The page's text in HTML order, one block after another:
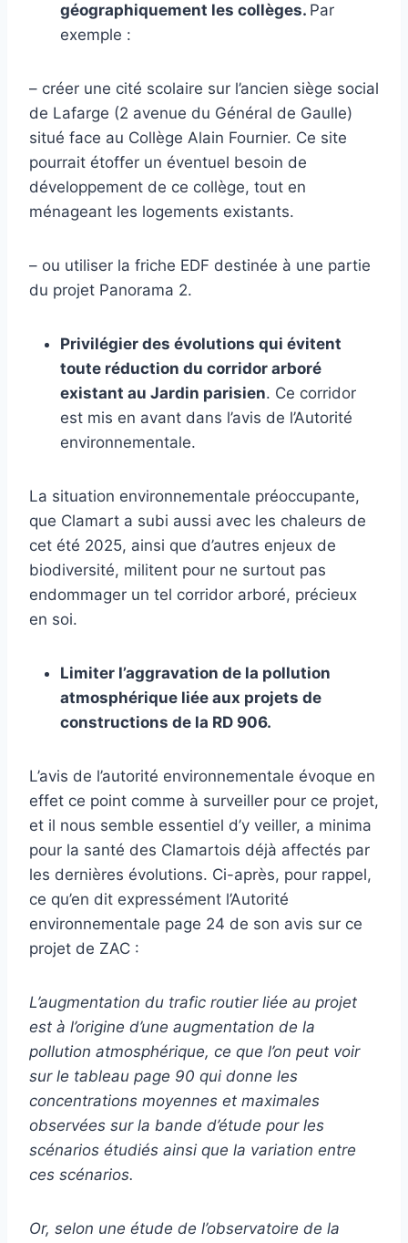
géographiquement les collèges. Par
exemple :
– créer une cité scolaire sur l’ancien siège social
de Lafarge (2 avenue du Général de Gaulle)
situé face au Collège Alain Fournier. Ce site
pourrait étoffer un éventuel besoin de
développement de ce collège, tout en
ménageant les logements existants.
– ou utiliser la friche EDF destinée à une partie
du projet Panorama 2.
Privilégier des évolutions qui évitent
toute réduction du corridor arboré
existant au Jardin parisien. Ce corridor
est mis en avant dans l’avis de l’Autorité
environnementale.
La situation environnementale préoccupante,
que Clamart a subi aussi avec les chaleurs de
cet été 2025, ainsi que d’autres enjeux de
biodiversité, militent pour ne surtout pas
endommager un tel corridor arboré, précieux
en soi.
Limiter l’aggravation de la pollution
atmosphérique liée aux projets de
constructions de la RD 906.
L’avis de l’autorité environnementale évoque en
effet ce point comme à surveiller pour ce projet,
et il nous semble essentiel d’y veiller, a minima
pour la santé des Clamartois déjà affectés par
les dernières évolutions. Ci-après, pour rappel,
ce qu’en dit expressément l’Autorité
environnementale page 24 de son avis sur ce
projet de ZAC :
L’augmentation du trafic routier liée au projet
est à l’origine d’une augmentation de la
pollution atmosphérique, ce que l’on peut voir
sur le tableau page 90 qui donne les
concentrations moyennes et maximales
observées sur la bande d’étude pour les
scénarios étudiés ainsi que la variation entre
ces scénarios.
Or, selon une étude de l’observatoire de la